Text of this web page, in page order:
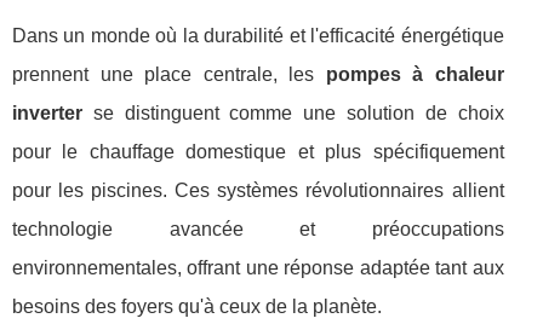
Dans un monde où la durabilité et l'efficacité énergétique
prennent une place centrale, les pompes à chaleur
inverter se distinguent comme une solution de choix
pour le chauffage domestique et plus spécifiquement
pour les piscines. Ces systèmes révolutionnaires allient
technologie avancée et préoccupations
environnementales, offrant une réponse adaptée tant aux
besoins des foyers qu'à ceux de la planète.